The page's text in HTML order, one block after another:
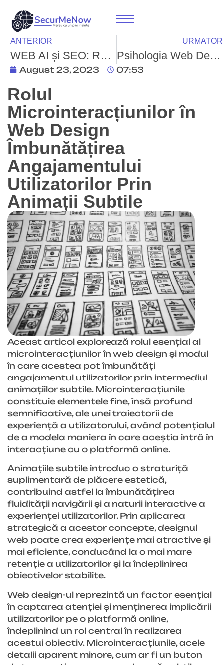
ANTERIOR
WEB AI și SEO: Relația Simbiotică pentru Succesul Online
URMATOR
Psihologia Web Design-ului: Înțelegerea Comportamentului Utilizatorilor
August 23, 2023 07:53
Rolul
Microinteracțiunilor în
Web Design
Îmbunătățirea
Angajamentului
Utilizatorilor Prin
Animații Subtile
Aceast articol explorează rolul esențial al
microinteracțiunilor în web design și modul
în care acestea pot îmbunătăți
angajamentul utilizatorilor prin intermediul
animațiilor subtile. Microinteracțiunile
constituie elementele fine, însă profund
semnificative, ale unei traiectorii de
experiență a utilizatorului, având potențialul
de a modela maniera în care aceștia intră în
interacțiune cu o platformă online.
Animațiile subtile introduc o straturiță
suplimentară de plăcere estetică,
contribuind astfel la îmbunătățirea
fluidității navigării și a naturii interactive a
experienței utilizatorilor. Prin aplicarea
strategică a acestor concepte, designul
web poate crea experiențe mai atractive și
mai eficiente, conducând la o mai mare
retenție a utilizatorilor și la îndeplinirea
obiectivelor stabilite.
Web design-ul reprezintă un factor esențial
în captarea atenției și menținerea implicării
utilizatorilor pe o platformă online,
îndeplinind un rol central în realizarea
acestui obiectiv. Microinteracțiunile, acele
detalii aparent minore, cum ar fi un buton